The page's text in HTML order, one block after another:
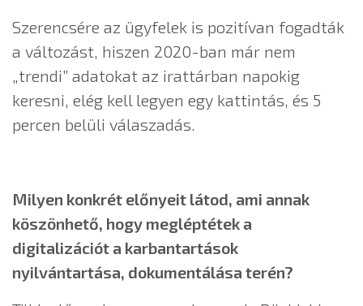
Szerencsére az ügyfelek is pozitívan fogadták
a változást, hiszen 2020-ban már nem
„trendi” adatokat az irattárban napokig
keresni, elég kell legyen egy kattintás, és 5
percen belüli válaszadás.
Milyen konkrét előnyeit látod, ami annak
köszönhető, hogy megléptétek a
digitalizációt a karbantartások
nyilvántartása, dokumentálása terén?